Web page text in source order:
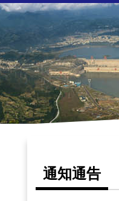
通知通告